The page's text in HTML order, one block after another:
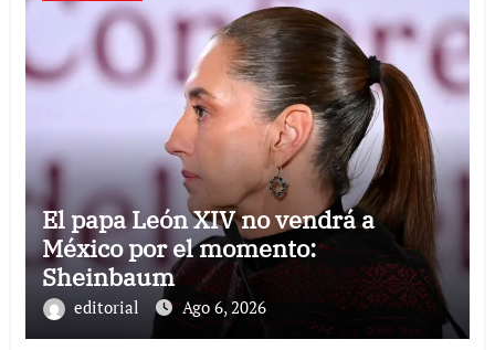
El papa León XIV no vendrá a
México por el momento:
Sheinbaum
editorial Ago 6, 2026